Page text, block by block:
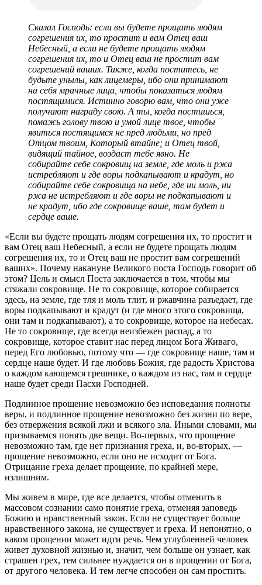
Сказал Господь: если вы будете прощать людям
согрешения их, то простит и вам Отец ваш
Небесный, а если не будете прощать людям
согрешения их, то и Отец ваш не простит вам
согрешений ваших. Также, когда поститесь, не
будьте унылы, как лицемеры, ибо они принимают
на себя мрачные лица, чтобы показаться людям
постящимися. Истинно говорю вам, что они уже
получают награду свою. А ты, когда постишься,
помажь голову твою и умой лице твое, чтобы
явиться постящимся не пред людьми, но пред
Отцом твоим, Который втайне; и Отец твой,
видящий тайное, воздаст тебе явно. Не
собирайте себе сокровищ на земле, где моль и ржа
истребляют и где воры подкапывают и крадут, но
собирайте себе сокровища на небе, где ни моль, ни
ржа не истребляют и где воры не подкапывают и
не крадут, ибо где сокровище ваше, там будет и
сердце ваше.
«Если вы будете прощать людям согрешения их, то простит и
вам Отец ваш Небесный, а если не будете прощать людям
согрешения их, то и Отец ваш не простит вам согрешений
ваших». Почему накануне Великого поста Господь говорит об
этом? Цель и смысл Поста заключается в том, чтобы мы
стяжали сокровище. Не то сокровище, которое собирается
здесь, на земле, где тля и моль тлит, и ржавчина разъедает, где
воры подкапывают и крадут (и где много этого сокровища,
они там и подкапывают), а то сокровище, которое на небесах.
Не то сокровище, где всегда неизбежен распад, а то
сокровище, которое ставит нас перед лицом Бога Живаго,
перед Его любовью, потому что — где сокровище наше, там и
сердце наше будет. И где любовь Божия, где радость Христова
о каждом кающемся грешнике, о каждом из нас, там и сердце
наше будет среди Пасхи Господней.
Подлинное прощение невозможно без исповедания полноты
веры, и подлинное прощение невозможно без жизни по вере,
без отвержения всякой лжи и всякого зла. Иными словами, мы
призываемся понять две вещи. Во-первых, что прощение
невозможно там, где нет признания греха, и, во-вторых, —
прощение невозможно, если оно не исходит от Бога.
Отрицание греха делает прощение, по крайней мере,
излишним.
Мы живем в мире, где все делается, чтобы отменить в
массовом сознании само понятие греха, отменяя заповедь
Божию и нравственный закон. Если не существует больше
нравственного закона, не существует и греха. И непонятно, о
каком прощении может идти речь. Чем углубленней человек
живет духовной жизнью и, значит, чем больше он узнает, как
страшен грех, тем сильнее нуждается он в прощении от Бога,
от другого человека. И тем легче способен он сам простить.